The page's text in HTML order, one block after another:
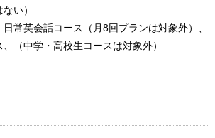
い）
常英会話コース（月8回プランは対象外）、
（中学・高校生コースは対象外）